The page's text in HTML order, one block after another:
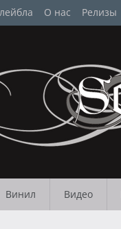
О нас Релизы
Винил Видео